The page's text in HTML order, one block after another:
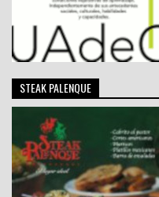
STEAK PALENQUE